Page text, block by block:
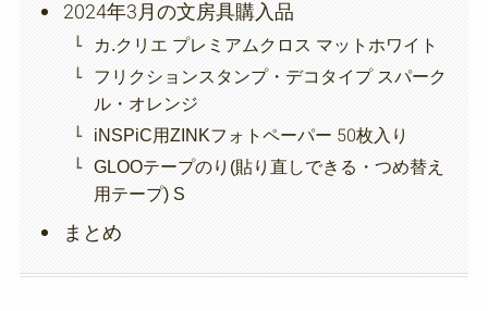
2024年3月の文房具購入品
カ.クリエ プレミアムクロス マットホワイト
フリクションスタンプ・デコタイプ スパーク
ル・オレンジ
iNSPiC用ZINKフォトペーパー 50枚入り
GLOOテープのり(貼り直しできる・つめ替え
用テープ) S
まとめ